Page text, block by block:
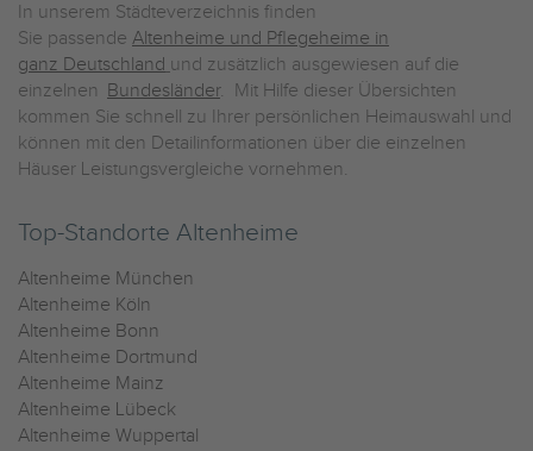
In unserem Städteverzeichnis finden
Sie passende Altenheime und Pflegeheime in
ganz Deutschland und zusätzlich ausgewiesen auf die
einzelnen Bundesländer. Mit Hilfe dieser Übersichten
kommen Sie schnell zu Ihrer persönlichen Heimauswahl und
können mit den Detailinformationen über die einzelnen
Häuser Leistungsvergleiche vornehmen.
Top-Standorte Altenheime
Altenheime München
Altenheime Köln
Altenheime Bonn
Altenheime Dortmund
Altenheime Mainz
Altenheime Lübeck
Altenheime Wuppertal